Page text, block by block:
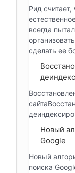
Рид
всегда
сделать ее
Новый
Google
Новый
поиска